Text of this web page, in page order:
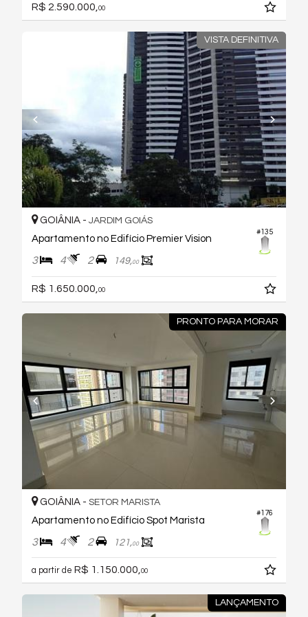
R$ 2.590.000, 00
VISTA DEFINITIVA
#135
GOIÂNIA - JARDIM GOIÁS
Apartamento no Edifício Premier Vision
3 4 2 149,00
R$ 1.650.000, 00
PRONTO PARA MORAR
#176
GOIÂNIA - SETOR MARISTA
Apartamento no Edifício Spot Marista
3 4 2 121,00
a partir de R$ 1.150.000,00
LANÇAMENTO